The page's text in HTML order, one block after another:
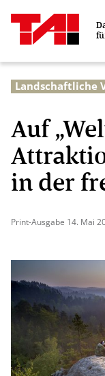
Landschaftliche
Auf
in der
Print-Ausgabe 14. Mai